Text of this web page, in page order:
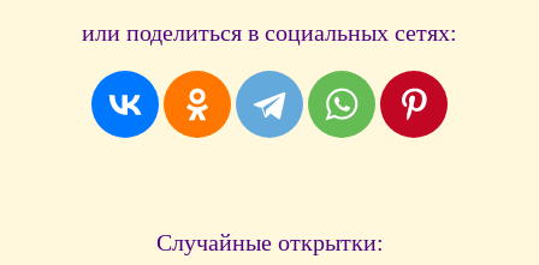
или поделиться в социальных сетях:
Случайные открытки: